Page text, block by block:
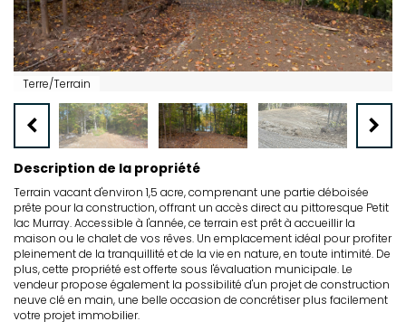
Terre/Terrain
Description de la propriété
Terrain vacant d'environ 1,5 acre, comprenant une partie déboisée
prête pour la construction, offrant un accès direct au pittoresque Petit
lac Murray. Accessible à l'année, ce terrain est prêt à accueillir la
maison ou le chalet de vos rêves. Un emplacement idéal pour profiter
pleinement de la tranquillité et de la vie en nature, en toute intimité. De
plus, cette propriété est offerte sous l'évaluation municipale. Le
vendeur propose également la possibilité d'un projet de construction
neuve clé en main, une belle occasion de concrétiser plus facilement
votre projet immobilier.